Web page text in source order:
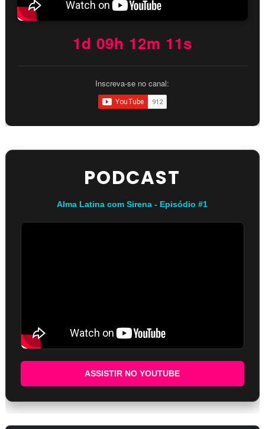
1d 09h 12m 10s
Inscreva-se no canal:
PODCAST
Alma Latina com Sirena - Episódio #1
ASSISTIR NO YOUTUBE